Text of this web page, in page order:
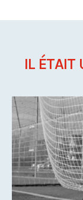
IL ÉTAIT